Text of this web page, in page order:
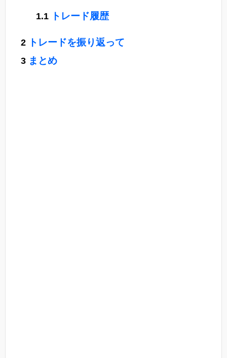
トレード履歴
トレードを振り返って
まとめ